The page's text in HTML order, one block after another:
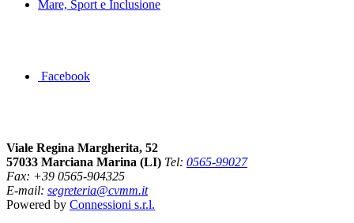
Mare, Sport e Inclusione
Facebook
Viale Regina Margherita, 52
57033 Marciana Marina (LI) Tel: 0565-99027
Fax: +39 0565-904325
E-mail: segreteria@cvmm.it
Powered by Connessioni s.r.l.